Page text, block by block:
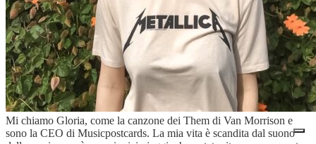
Mi chiamo Gloria, come la canzone dei Them di Van Morrison e
sono la CEO di Musicpostcards. La mia vita è scandita dal suono